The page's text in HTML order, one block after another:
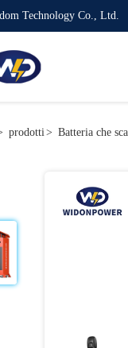
Technology Co., Ltd.
prodotti> Batteria che